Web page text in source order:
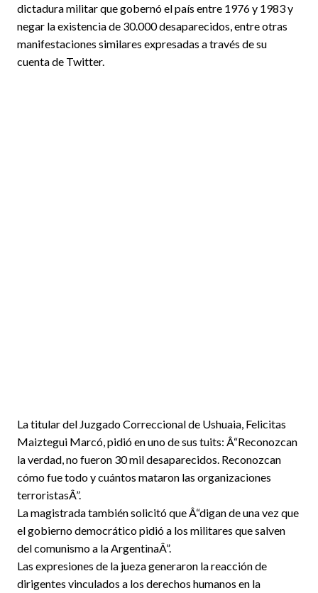
dictadura militar que gobernó el país entre 1976 y 1983 y
negar la existencia de 30.000 desaparecidos, entre otras
manifestaciones similares expresadas a través de su
cuenta de Twitter.
La titular del Juzgado Correccional de Ushuaia, Felicitas
Maiztegui Marcó, pidió en uno de sus tuits: Â“Reconozcan
la verdad, no fueron 30 mil desaparecidos. Reconozcan
cómo fue todo y cuántos mataron las organizaciones
terroristasÂ”.
La magistrada también solicitó que Â“digan de una vez que
el gobierno democrático pidió a los militares que salven
del comunismo a la ArgentinaÂ”.
Las expresiones de la jueza generaron la reacción de
dirigentes vinculados a los derechos humanos en la